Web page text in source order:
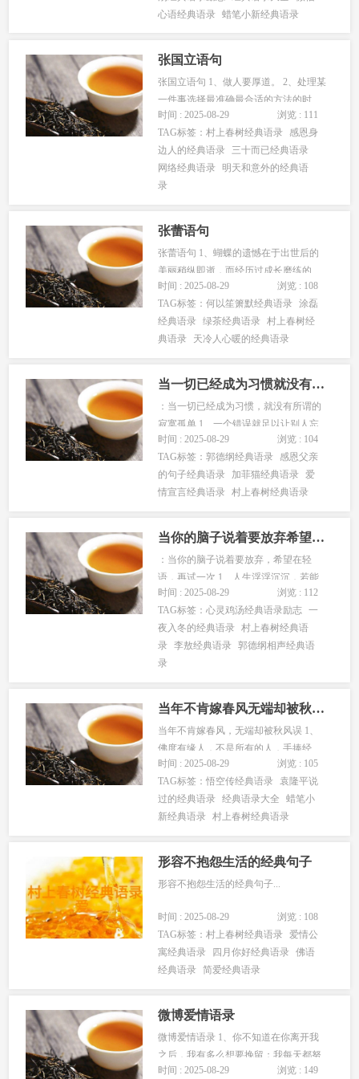
源广 上联：福临宝地千秋盛 下联：财进
心语经典语录 蜡笔小新经典语录
张国立语句
张国立语句 1、做人要厚道。 2、处理某
一件事选择最准确最合适的方法的时
候，你就积累了你的人脉。 3、任何一
个职业，跟一个异性接触时间长了，和
他（她）之间总会有一种感觉，一种在
自己配偶那里找不到的感觉。 4、我是
一个极其谨小慎微的人，表现出...
时间 : 2025-08-29
浏览 : 111
TAG标签：村上春树经典语录 感恩身
边人的经典语录
三十而已经典语录
网络经典语录
明天和意外的经典语
录
张蕾语句
张蕾语句 1、蝴蝶的遗憾在于出世后的
美丽稍纵即逝，而经历过成长磨练的
我，却能够让自己艺术之路走得更长
久。感谢大家给予我宝贵的经验和珍贵
的友情，以及值得我用一生去品味和珍
藏的东西。 2、虽然我曾做了四年的主
台...
时间 : 2025-08-29
浏览 : 108
TAG标签：何以笙箫默经典语录 涂磊
经典语录 绿茶经典语录 村上春树经
典语录
天冷人心暖的经典语录
当一切已经成为习惯就没有所谓的寂寞孤单
：当一切已经成为习惯，就没有所谓的
寂寞孤单 1、一个错误就足以让别人忘
记你所有的好。 2、有时候觉得自己善
良如天使，有时候觉得自己心里住着一
个恶魔。每个人，大抵如此。 3、不管
过去有多难，你都可以重新开始。 4、
时间 : 2025-08-29
浏览 : 104
TAG标签：郭德纲经典语录 感恩父亲
的句子经典语录
加菲猫经典语录 爱
情宣言经典语录 村上春树经典语录
当你的脑子说着要放弃希望在轻语再试一次
：当你的脑子说着要放弃，希望在轻
语，再试一次 1、人生浮浮沉沉，若能
淡然处之，生活就会展现优雅的笑容。
活得淡泊，方能平和；心态平和，方能
致远。人生的许多档次，不在于外在的
包装，而在于内心的品质；人生的许多
境界，不在于跟随，而在于尝试；人生
时间 : 2025-08-29
浏览 : 112
TAG标签：心灵鸡汤经典语录励志 一
夜入冬的经典语录 村上春树经典语
录 李敖经典语录 郭德纲相声经典语
录
当年不肯嫁春风无端却被秋风误
当年不肯嫁春风，无端却被秋风误 1、
佛度有缘人，不是所有的人，手捧经
卷，耳听梵音，就食髓知味，性空了
悟。每个人，在滚滚尘浪中，都是远航
的船，佛说回头是岸，可何处是你要停
泊的岸？佛一定会说，世间风尘无主，
人间...
时间 : 2025-08-29
浏览 : 105
TAG标签：悟空传经典语录 袁隆平说
过的经典语录 经典语录大全
蜡笔小
新经典语录 村上春树经典语录
形容不抱怨生活的经典句子
形容不抱怨生活的经典句子...
时间 : 2025-08-29
浏览 : 108
TAG标签：村上春树经典语录 爱情公
寓经典语录
四月你好经典语录 佛语
经典语录 简爱经典语录
微博爱情语录
微博爱情语录 1、你不知道在你离开我
之后，我有多么想要挽留；我每天都努
力的不让自己想起你。你不知道，你自
时间 : 2025-08-29 浏览 : 149